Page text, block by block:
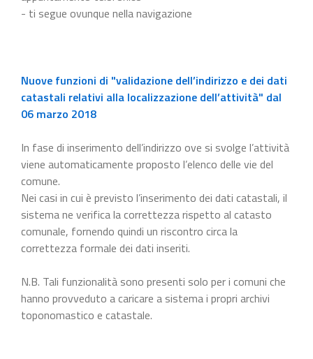
- ti segue ovunque nella navigazione
Nuove funzioni di "validazione dell’indirizzo e dei dati
catastali relativi alla localizzazione dell’attività" dal
06 marzo 2018
In fase di inserimento dell’indirizzo ove si svolge l’attività
viene automaticamente proposto l’elenco delle vie del
comune.
Nei casi in cui è previsto l’inserimento dei dati catastali, il
sistema ne verifica la correttezza rispetto al catasto
comunale, fornendo quindi un riscontro circa la
correttezza formale dei dati inseriti.
N.B. Tali funzionalità sono presenti solo per i comuni che
hanno provveduto a caricare a sistema i propri archivi
toponomastico e catastale.